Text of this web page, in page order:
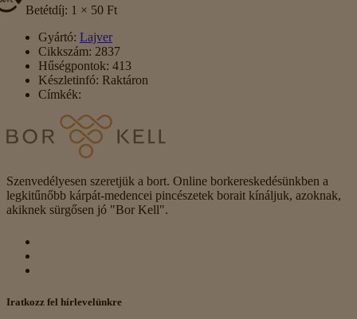
Betétdíj: 1 × 50 Ft
Gyártó: Lajver
Cikkszám: 2837
Hűségpontok: 413
Készletinfó: Raktáron
Címkék:
Szenvedélyesen szeretjük a bort. Online borkereskedésünkben a
legkitűnőbb kárpát-medencei pincészetek borait kínáljuk, azoknak,
akiknek sürgősen jó "Bor Kell".
Iratkozz fel hírlevelünkre